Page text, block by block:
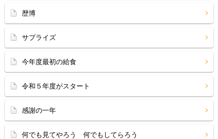
歴博
サプライズ
今年度最初の給食
令和５年度がスタート
感謝の一年
何でも見てやろう 何でもしてらろう